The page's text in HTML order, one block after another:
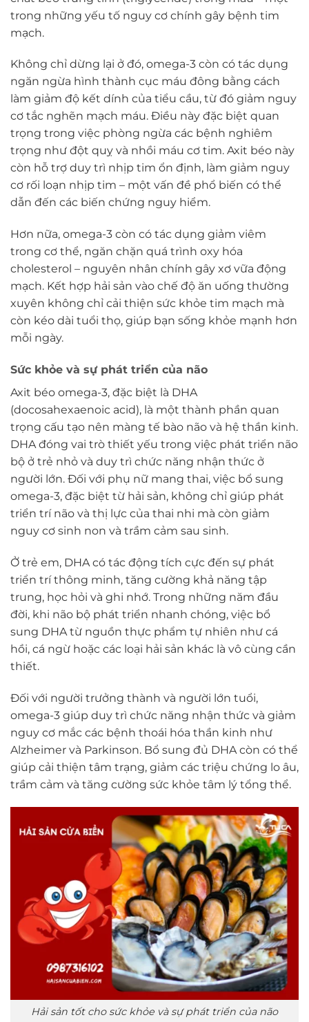
trong những yếu tố nguy cơ chính gây bệnh tim
mạch.
Không chỉ dừng lại ở đó, omega-3 còn có tác dụng
ngăn ngừa hình thành cục máu đông bằng cách
làm giảm độ kết dính của tiểu cầu, từ đó giảm nguy
cơ tắc nghẽn mạch máu. Điều này đặc biệt quan
trọng trong việc phòng ngừa các bệnh nghiêm
trọng như đột quỵ và nhồi máu cơ tim. Axit béo này
còn hỗ trợ duy trì nhịp tim ổn định, làm giảm nguy
cơ rối loạn nhịp tim – một vấn đề phổ biến có thể
dẫn đến các biến chứng nguy hiểm.
Hơn nữa, omega-3 còn có tác dụng giảm viêm
trong cơ thể, ngăn chặn quá trình oxy hóa
cholesterol – nguyên nhân chính gây xơ vữa động
mạch. Kết hợp hải sản vào chế độ ăn uống thường
xuyên không chỉ cải thiện sức khỏe tim mạch mà
còn kéo dài tuổi thọ, giúp bạn sống khỏe mạnh hơn
mỗi ngày.
Sức khỏe và sự phát triển của não
Axit béo omega-3, đặc biệt là DHA
(docosahexaenoic acid), là một thành phần quan
trọng cấu tạo nên màng tế bào não và hệ thần kinh.
DHA đóng vai trò thiết yếu trong việc phát triển não
bộ ở trẻ nhỏ và duy trì chức năng nhận thức ở
người lớn. Đối với phụ nữ mang thai, việc bổ sung
omega-3, đặc biệt từ hải sản, không chỉ giúp phát
triển trí não và thị lực của thai nhi mà còn giảm
nguy cơ sinh non và trầm cảm sau sinh.
Ở trẻ em, DHA có tác động tích cực đến sự phát
triển trí thông minh, tăng cường khả năng tập
trung, học hỏi và ghi nhớ. Trong những năm đầu
đời, khi não bộ phát triển nhanh chóng, việc bổ
sung DHA từ nguồn thực phẩm tự nhiên như cá
hồi, cá ngừ hoặc các loại hải sản khác là vô cùng cần
thiết.
Đối với người trưởng thành và người lớn tuổi,
omega-3 giúp duy trì chức năng nhận thức và giảm
nguy cơ mắc các bệnh thoái hóa thần kinh như
Alzheimer và Parkinson. Bổ sung đủ DHA còn có thể
giúp cải thiện tâm trạng, giảm các triệu chứng lo âu,
trầm cảm và tăng cường sức khỏe tâm lý tổng thể.
Hải sản tốt cho sức khỏe và sự phát triển của não